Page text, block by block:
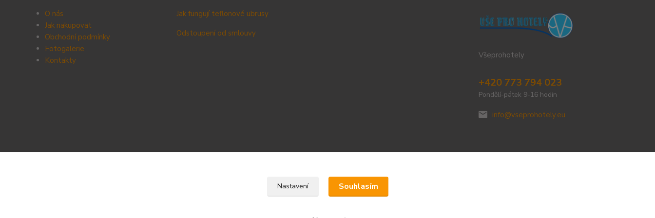
O nás
Jak nakupovat
Obchodní podmínky
Fotogalerie
Kontakty
Jak fungují teflonové ubrusy
Odstoupení od smlouvy
Všeprohotely
+420 773 794 023
Pondělí-pátek 9-16 hodin
info@vseprohotely.eu
Upravit sběr cookies.
Nastavení Souhlasím